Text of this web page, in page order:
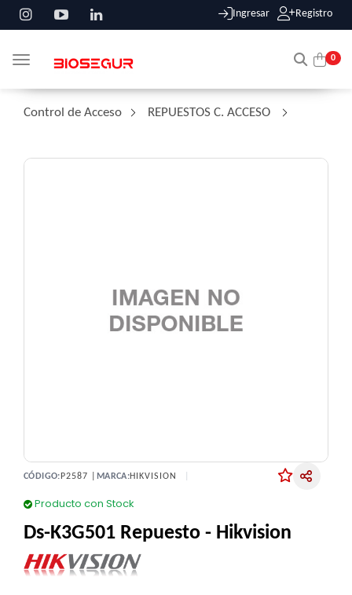
Ingresar Registro
0
Toggle navigation
Control de Acceso REPUESTOS C. ACCESO
CÓDIGO: P2587 | MARCA:HIKVISION
Producto con Stock
Ds-K3G501 Repuesto - Hikvision